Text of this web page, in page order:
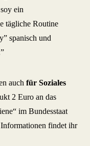
ein
tägliche Routine
spanisch und
auch für Soziales
2 Euro an das
im Bundesstaat
findet ihr